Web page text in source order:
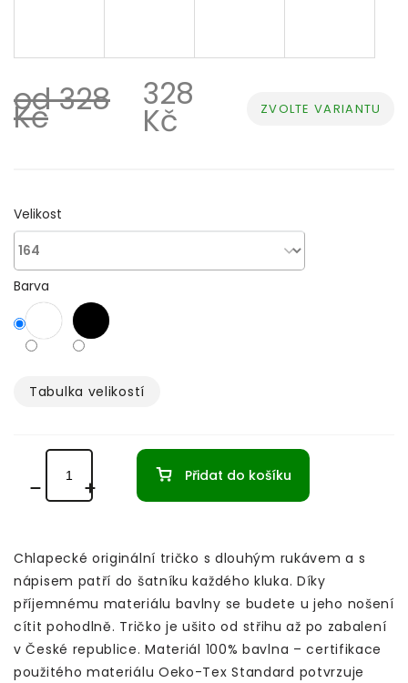
od 328
Kč
328
Kč Měrná
ZVOLTE VARIANTU
Velikost
Barva
Tabulka velikostí­
Přidat do košíku
Chlapecké originální tričko s dlouhým rukávem a s
nápisem patří do šatníku každého kluka. Díky
příjemnému materiálu bavlny se budete u jeho nošení
cítit pohodlně. Tričko je ušito od střihu až po zabalení
v České republice. Materiál 100% bavlna – certifikace
použitého materiálu Oeko-Tex Standard potvrzuje